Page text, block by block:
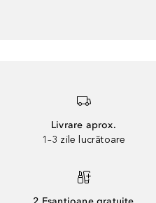
Livrare aprox.
1–3 zile lucrătoare